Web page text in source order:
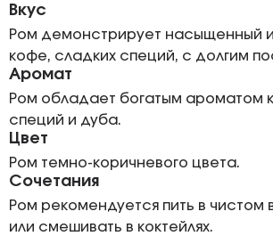
Вкус
Ром демонстрирует насыщенный и
кофе, сладких специй, с долгим
Аромат
Ром обладает богатым ароматом
специй и дуба.
Цвет
Ром темно-коричневого цвета.
Сочетания
Ром рекомендуется пить в чистом
или смешивать в коктейлях.